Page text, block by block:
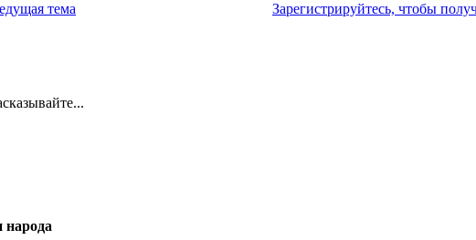
тема Зарегистрируйтесь, чтобы
народа